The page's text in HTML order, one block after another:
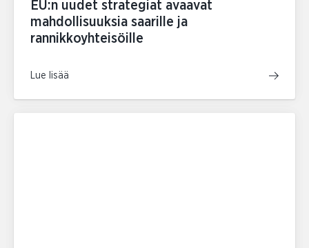
EU:n uudet strategiat avaavat
mahdollisuuksia saarille ja
rannikkoyhteisöille
Lue lisää